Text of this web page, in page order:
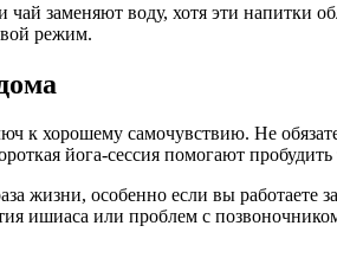
заменяют воду, хотя эти
режим.
к хорошему самочувствию. Не
йога-сессия помогают
жизни, особенно если вы
ишиаса или проблем с